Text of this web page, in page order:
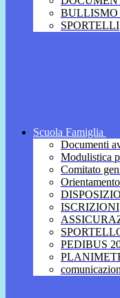
BULLISMO
SPORTELLI
Scuola Famiglia
Documenti
Modulistica
Comitato
ISCRIZIONI
PEDIBUS